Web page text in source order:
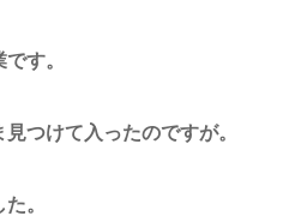
す。
つけて入ったのですが。
。